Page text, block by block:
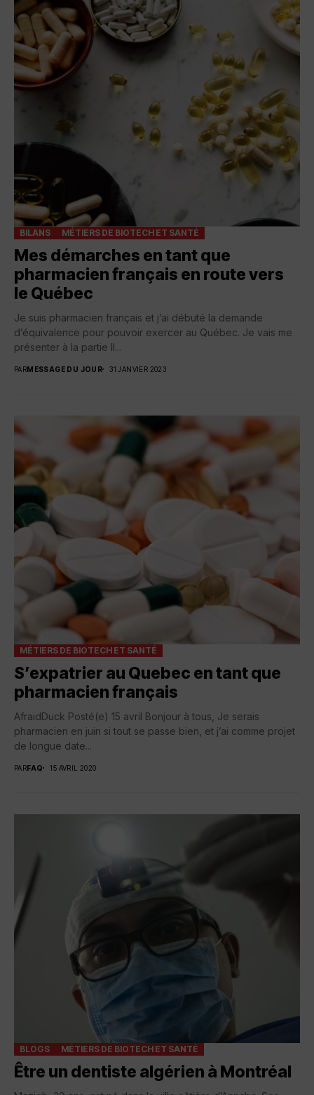
BILANS MÉTIERS DE BIOTECH ET SANTÉ
Mes démarches en tant que
pharmacien français en route vers
le Québec
Je suis pharmacien français et j’ai débuté la demande
d’équivalence pour pouvoir exercer au Québec. Je vais me
présenter à la partie II...
PARMESSAGE DU JOUR 31 JANVIER 2023
MÉTIERS DE BIOTECH ET SANTÉ
S’expatrier au Quebec en tant que
pharmacien français
AfraidDuck Posté(e) 15 avril Bonjour à tous, Je serais
pharmacien en juin si tout se passe bien, et j’ai comme projet
de longue date...
PARFAQ 15 AVRIL 2020
BLOGS MÉTIERS DE BIOTECH ET SANTÉ
Être un dentiste algérien à Montréal